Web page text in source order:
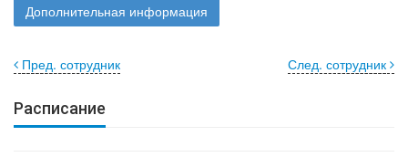
Дополнительная информация
След. сотрудник
Пред. сотрудник
Расписание